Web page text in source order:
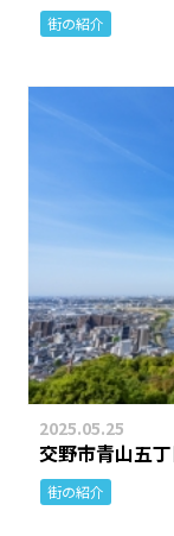
街の紹介
2025.05.25
交野市青山五
街の紹介